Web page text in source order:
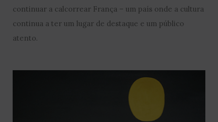
continuar a calcorrear França – um país onde a cultura
continua a ter um lugar de destaque e um público
atento.